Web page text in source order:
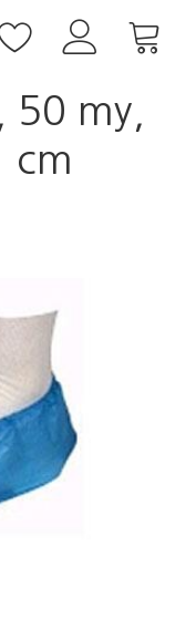
my,
cm